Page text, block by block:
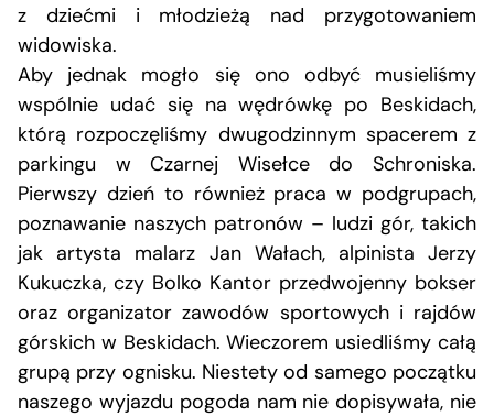
z dziećmi i młodzieżą nad przygotowaniem
widowiska.
Aby jednak mogło się ono odbyć musieliśmy
wspólnie udać się na wędrówkę po Beskidach,
którą rozpoczęliśmy dwugodzinnym spacerem z
parkingu w Czarnej Wisełce do Schroniska.
Pierwszy dzień to również praca w podgrupach,
poznawanie naszych patronów – ludzi gór, takich
jak artysta malarz Jan Wałach, alpinista Jerzy
Kukuczka, czy Bolko Kantor przedwojenny bokser
oraz organizator zawodów sportowych i rajdów
górskich w Beskidach. Wieczorem usiedliśmy całą
grupą przy ognisku. Niestety od samego początku
naszego wyjazdu pogoda nam nie dopisywała, nie